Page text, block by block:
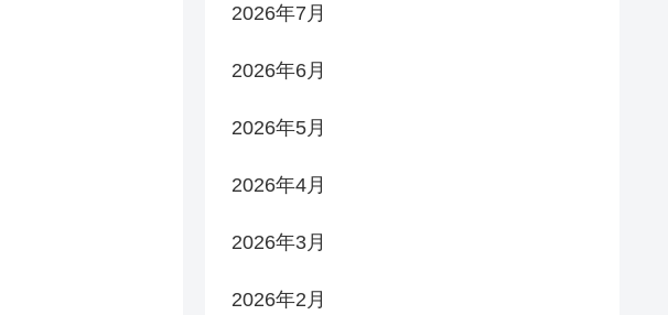
2026年7月
2026年6月
2026年5月
2026年4月
2026年3月
2026年2月